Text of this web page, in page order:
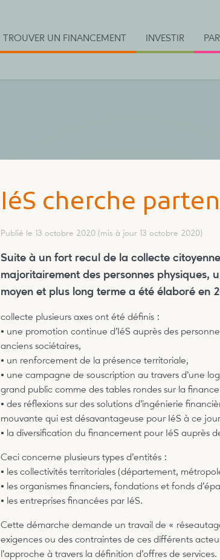
TROUVER UN FINANCEMENT INVESTIR
IéS cherche
Publié le 13 octobre 2020 (mis à jour 13 octobre 2020)
Suite à un fort recul de la collecte
majoritairement des personnes physiques,
moyen et plus long terme a été élaboré en
collecte plusieurs axes ont été définis :
• une promotion continue d’IéS auprès des
anciens sociétaires,
• un renforcement de la présence territoriale,
• une campagne de souscription au travers d’une
grand public comme des tables rondes sur la
• des réflexions sur des solutions d’ingénierie
mouvante qui est désavantageuse pour IéS à ce
• la diversification du financement pour IéS auprès
Ceci concerne plusieurs types d’entités :
• les collectivités territoriales (département,
• les organismes financiers, fondations et fonds
• les entreprises financées par IéS.
Cette démarche demande un travail de «
exigences ou des contraintes de ces différents
l’approche à travers la définition d’offres de services.